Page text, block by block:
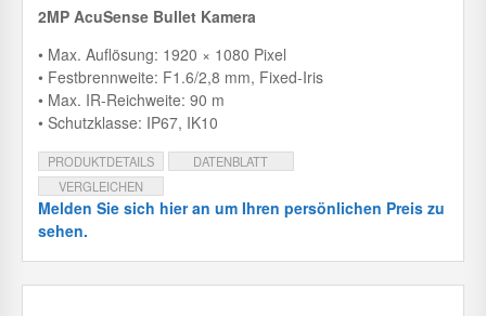
2MP AcuSense Bullet Kamera
• Max. Auflösung: 1920 × 1080 Pixel
• Festbrennweite: F1.6/2,8 mm, Fixed-Iris
• Max. IR-Reichweite: 90 m
• Schutzklasse: IP67, IK10
PRODUKTDETAILS
DATENBLATT
VERGLEICHEN
Melden Sie sich hier an um Ihren persönlichen Preis zu
sehen.